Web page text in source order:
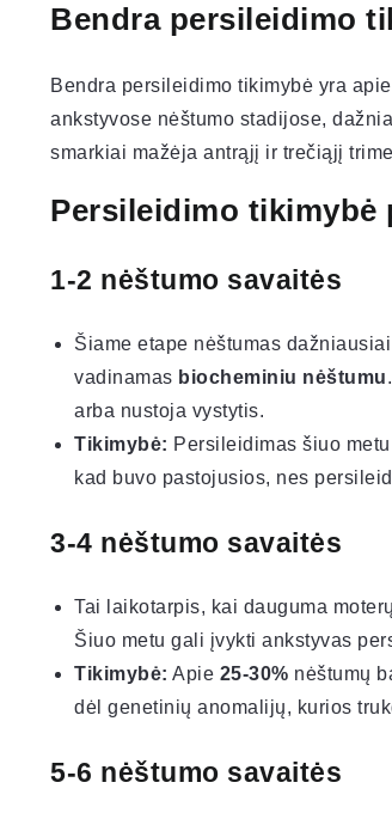
Bendra persileidimo
Bendra persileidimo tikimybė yra
ankstyvose nėštumo stadijose,
smarkiai mažėja antrąjį ir trečiąjį
Persileidimo tikimybė
1-2 nėštumo savaitės
Šiame etape nėštumas
vadinamas biocheminiu nėštumu
arba nustoja vystytis.
Tikimybė: Persileidimas šiuo
kad buvo pastojusios, nes
3-4 nėštumo savaitės
Tai laikotarpis, kai dauguma
Šiuo metu gali įvykti ankstyvas
Tikimybė: Apie 25-30% nėštumų
dėl genetinių anomalijų, kurios
5-6 nėštumo savaitės